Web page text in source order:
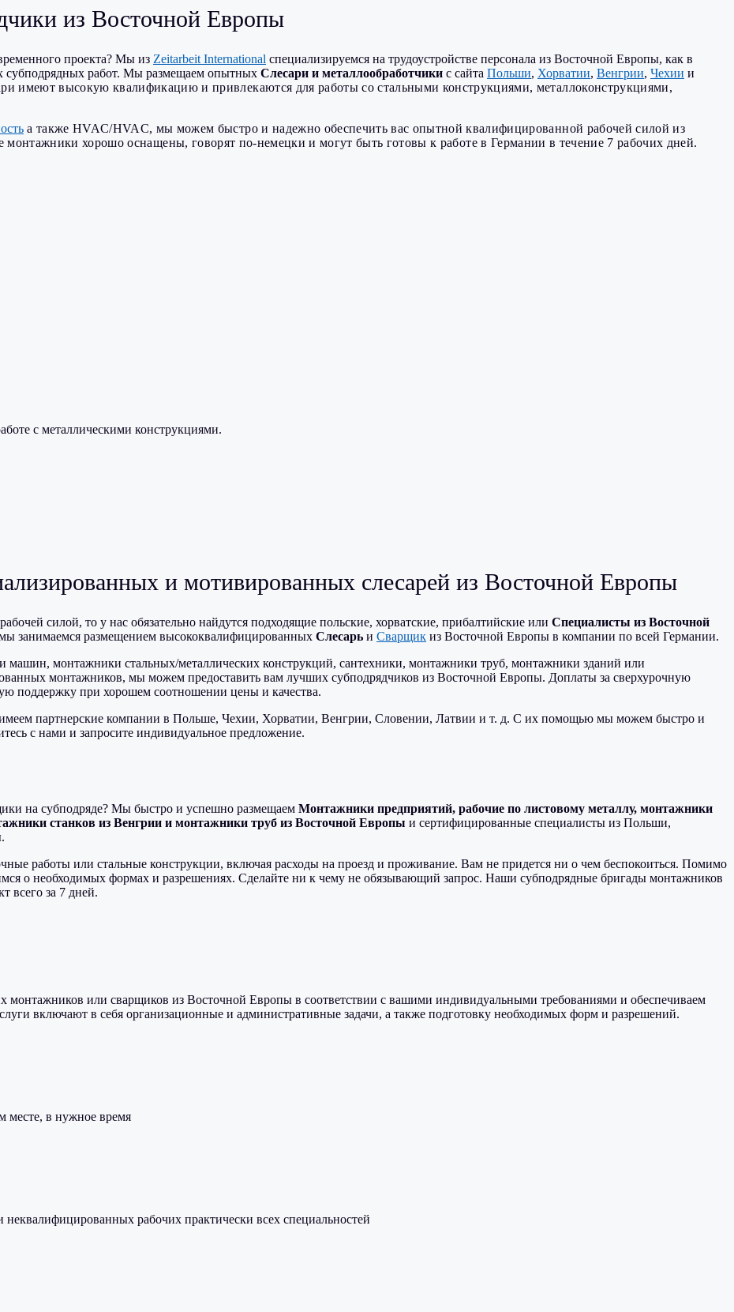
из Восточной Европы
проекта? Мы из Zeitarbeit International специализируемся на трудоустройстве персонала из Восточной Европы, как в
субподрядных работ. Мы размещаем опытных Слесари и металлообработчики с сайта Польши, Хорватии, Венгрии, Чехии и
имеют высокую квалификацию и привлекаются для работы со стальными конструкциями, металлоконструкциями,
а также HVAC/HVAC, мы можем быстро и надежно обеспечить вас опытной квалифицированной рабочей силой из
хорошо оснащены, говорят по-немецки и могут быть готовы к работе в Германии в течение 7 рабочих дней.
с металлическими конструкциями.
и мотивированных слесарей из Восточной Европы
силой, то у нас обязательно найдутся подходящие польские, хорватские, прибалтийские или Специалисты из Восточной
занимаемся размещением высококвалифицированных Слесарь и Сварщик из Восточной Европы в компании по всей Германии.
монтажники стальных/металлических конструкций, сантехники, монтажники труб, монтажники зданий или
монтажников, мы можем предоставить вам лучших субподрядчиков из Восточной Европы. Доплаты за сверхурочную
поддержку при хорошем соотношении цены и качества.
партнерские компании в Польше, Чехии, Хорватии, Венгрии, Словении, Латвии и т. д. С их помощью мы можем быстро и
с нами и запросите индивидуальное предложение.
на субподряде? Мы быстро и успешно размещаем Монтажники предприятий, рабочие по листовому металлу, монтажники
станков из Венгрии и монтажники труб из Восточной Европы и сертифицированные специалисты из Польши,
работы или стальные конструкции, включая расходы на проезд и проживание. Вам не придется ни о чем беспокоиться. Помимо
о необходимых формах и разрешениях. Сделайте ни к чему не обязывающий запрос. Наши субподрядные бригады монтажников
всего за 7 дней.
или сварщиков из Восточной Европы в соответствии с вашими индивидуальными требованиями и обеспечиваем
включают в себя организационные и административные задачи, а также подготовку необходимых форм и разрешений.
в нужное время
рабочих практически всех специальностей